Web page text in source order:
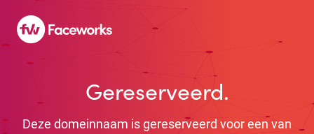
Gereserveerd.
Deze domeinnaam is gereserveerd voor een van